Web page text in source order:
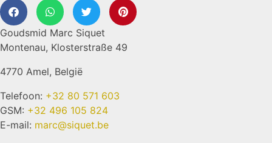
Goudsmid Marc Siquet
Montenau, Klosterstraße 49
4770 Amel, België
Telefoon: +32 80 571 603
GSM: +32 496 105 824
E-mail: marc@siquet.be